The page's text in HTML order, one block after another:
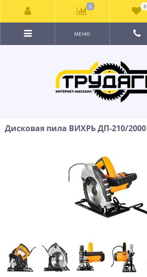
МЕНЮ
Дисковая пила ВИХРЬ ДП-210/2000
0 0